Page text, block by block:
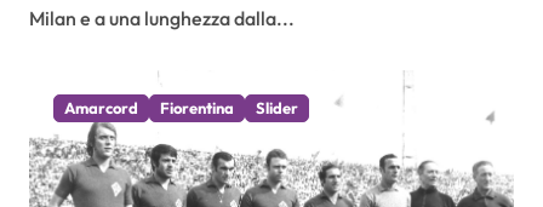
Milan e a una lunghezza dalla...
Amarcord Fiorentina Slider